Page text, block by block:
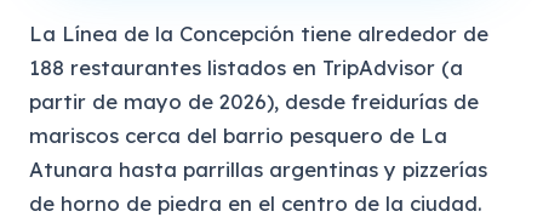
La Línea de la Concepción tiene alrededor de
188 restaurantes listados en TripAdvisor (a
partir de mayo de 2026), desde freidurías de
mariscos cerca del barrio pesquero de La
Atunara hasta parrillas argentinas y pizzerías
de horno de piedra en el centro de la ciudad.